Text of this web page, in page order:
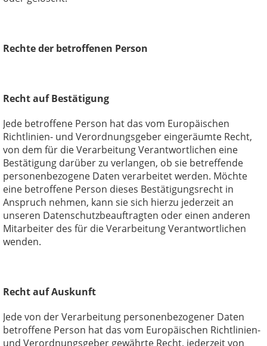
Rechte der betroffenen Person
Recht auf Bestätigung
Jede betroffene Person hat das vom Europäischen
Richtlinien- und Verordnungsgeber eingeräumte Recht,
von dem für die Verarbeitung Verantwortlichen eine
Bestätigung darüber zu verlangen, ob sie betreffende
personenbezogene Daten verarbeitet werden. Möchte
eine betroffene Person dieses Bestätigungsrecht in
Anspruch nehmen, kann sie sich hierzu jederzeit an
unseren Datenschutzbeauftragten oder einen anderen
Mitarbeiter des für die Verarbeitung Verantwortlichen
wenden.
Recht auf Auskunft
Jede von der Verarbeitung personenbezogener Daten
betroffene Person hat das vom Europäischen Richtlinien-
und Verordnungsgeber gewährte Recht, jederzeit von